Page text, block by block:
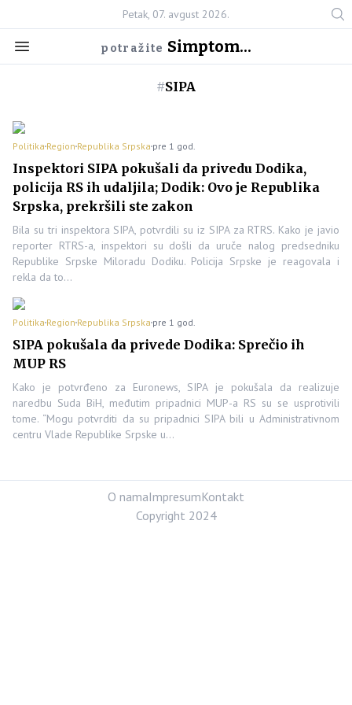
Petak, 07. avgust 2026.
potražite Simptom...
#SIPA
Politika Region Republika Srpska pre 1 god.
Inspektori SIPA pokušali da privedu Dodika,
policija RS ih udaljila; Dodik: Ovo je Republika
Srpska, prekršili ste zakon
Bila su tri inspektora SIPA, potvrdili su iz SIPA za RTRS. Kako je javio
reporter RTRS-a, inspektori su došli da uruče nalog predsedniku
Republike Srpske Miloradu Dodiku. Policija Srpske je reagovala i
rekla da to…
Politika Region Republika Srpska pre 1 god.
SIPA pokušala da privede Dodika: Sprečio ih
MUP RS
Kako je potvrđeno za Euronews, SIPA je pokušala da realizuje
naredbu Suda BiH, međutim pripadnici MUP-a RS su se usprotivili
tome. “Mogu potvrditi da su pripadnici SIPA bili u Administrativnom
centru Vlade Republike Srpske u…
Copyright 2024
O namaImpresumKontakt